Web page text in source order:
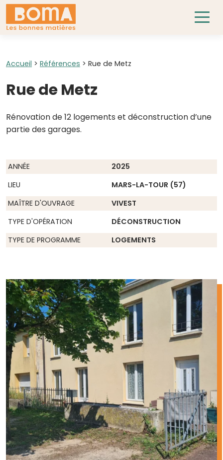
Accueil > Références > Rue de Metz
Rue de Metz
Rénovation de 12 logements et déconstruction d’une
partie des garages.
ANNÉE
2025
LIEU
MARS-LA-TOUR (57)
MAÎTRE D'OUVRAGE
VIVEST
TYPE D'OPÉRATION
DÉCONSTRUCTION
TYPE DE PROGRAMME
LOGEMENTS